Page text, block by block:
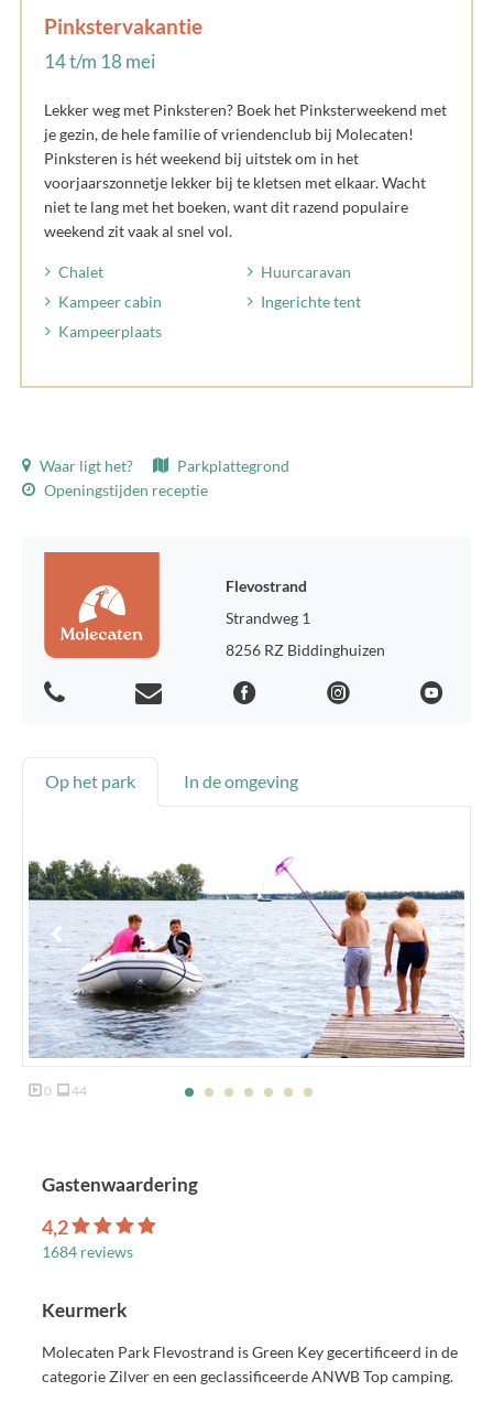
Pinkstervakantie
14 t/m 18 mei
Lekker weg met Pinksteren? Boek het Pinksterweekend met
je gezin, de hele familie of vriendenclub bij Molecaten!
Pinksteren is hét weekend bij uitstek om in het
voorjaarszonnetje lekker bij te kletsen met elkaar. Wacht
niet te lang met het boeken, want dit razend populaire
weekend zit vaak al snel vol.
Chalet
Huurcaravan
Kampeer cabin
Ingerichte tent
Kampeerplaats
Waar ligt het?
Parkplattegrond
Openingstijden receptie
Flevostrand
Strandweg 1
8256 RZ Biddinghuizen
Op het park In de omgeving
0 44
Gastenwaardering
4,2
1684 reviews
Keurmerk
Molecaten Park Flevostrand is Green Key gecertificeerd in de
categorie Zilver en een geclassificeerde ANWB Top camping.